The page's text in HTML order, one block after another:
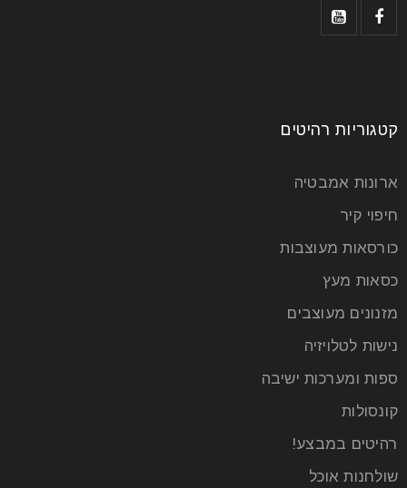
קטגוריות רהיטים
ארונות אמבטיה
חיפוי קיר
כורסאות מעוצבות
כסאות מעץ
מזנונים מעוצבים
נישות לטלויזיה
ספות ומערכות ישיבה
קונסולות
רהיטים במבצע!
שולחנות אוכל